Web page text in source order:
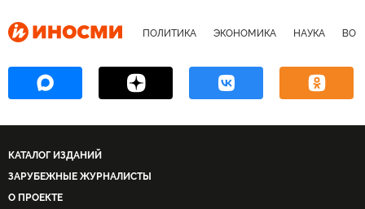
ПОЛИТИКА ЭКОНОМИКА НАУКА
КАТАЛОГ ИЗДАНИЙ
ЗАРУБЕЖНЫЕ ЖУРНАЛИСТЫ
О ПРОЕКТЕ